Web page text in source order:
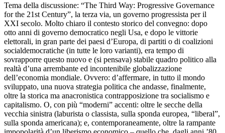
Tema della discussione: “The Third Way: Progressive Governance
for the 21st Century”, la terza via, un governo progressista per il
XXI secolo. Molto chiaro il contesto storico del convegno: dopo
otto anni di governo democratico negli Usa, e dopo le vittorie
elettorali, in gran parte dei paesi d’Europa, di partiti o di coalizioni
socialdemocratiche (in tutte le loro varianti), era tempo di
sovrapporre questo nuovo e (si pensava) stabile quadro politico alla
realtà d’una arrembante ed incontenibile globalizzazione
dell’economia mondiale. Ovvero: d’affermare, in tutto il mondo
sviluppato, una nuova strategia politica che andasse, finalmente,
oltre la storica ma anacronistica contrapposizione tra socialismo e
capitalismo. O, con più “moderni” accenti: oltre le secche della
vecchia sinistra (laburista o classista, sulla sponda europea, “liberal”,
sulla sponda americana); e, contemporaneamente, oltre la rampante